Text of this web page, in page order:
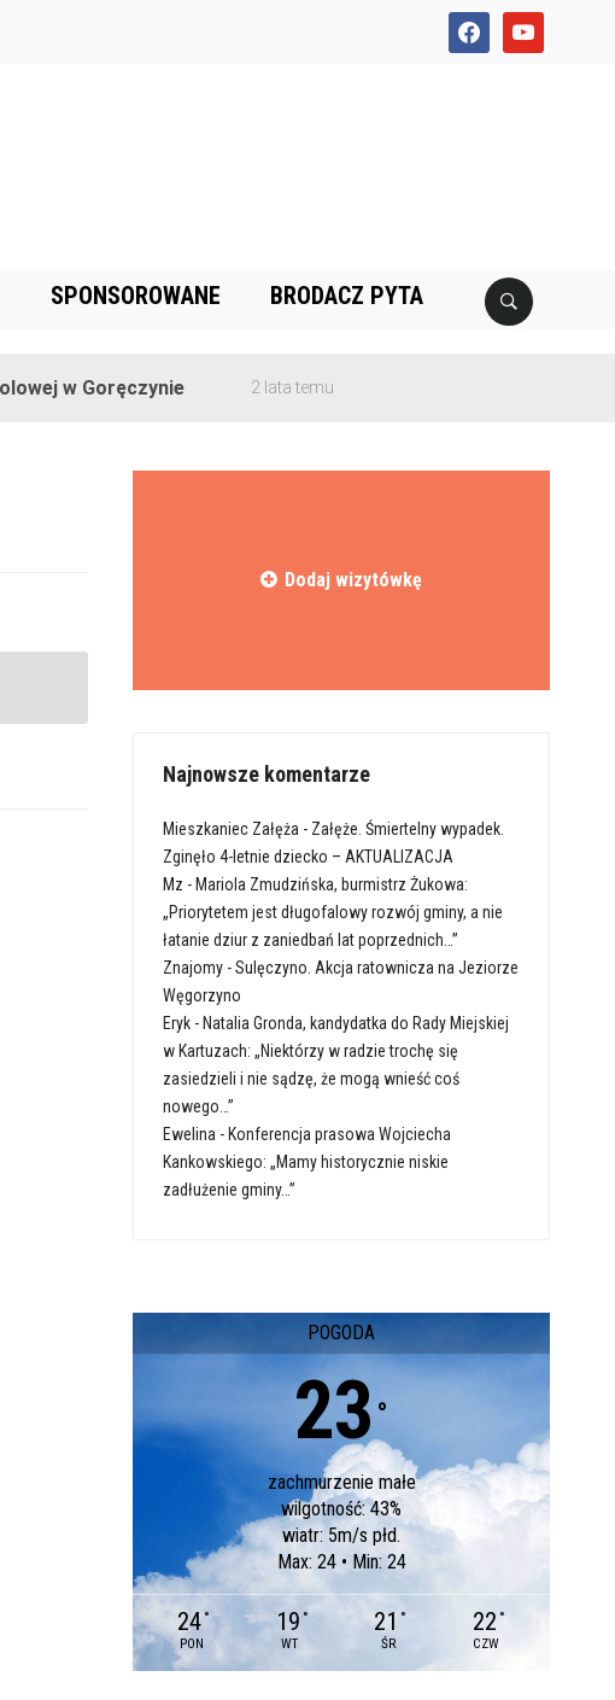
facebookyoutube
SPONSOROWANE BRODACZ PYTA
Goręczynie 2 lata temu
Dodaj wizytówkę
Najnowsze komentarze
Mieszkaniec Załęża - Załęże. Śmiertelny wypadek.
Zginęło 4-letnie dziecko – AKTUALIZACJA
Mz - Mariola Zmudzińska, burmistrz Żukowa:
„Priorytetem jest długofalowy rozwój gminy, a nie
łatanie dziur z zaniedbań lat poprzednich…”
Znajomy -Sulęczyno. Akcja ratownicza na Jeziorze
Węgorzyno
Eryk - Natalia Gronda, kandydatka do Rady Miejskiej
w Kartuzach: „Niektórzy w radzie trochę się
zasiedzieli i nie sądzę, że mogą wnieść coś
nowego…”
Ewelina - Konferencja prasowa Wojciecha
Kankowskiego: „Mamy historycznie niskie
zadłużenie gminy…”
POGODA
23 °
zachmurzenie małe
wilgotność: 43%
wiatr: 5m/s płd.
Max: 24 • Min: 24
24 °
PON
19 °
WT
21 °
ŚR
22 °
CZW